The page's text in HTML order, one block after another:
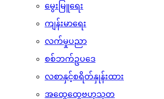
မွေးမြူရေး
ကျန်းမာရေး
လက်မှုပညာ
စစ်ဘက်ဥပဒေ
လစာနှင့်စရိတ်နှုန်းထား
အထွေထွေဗဟုသုတ